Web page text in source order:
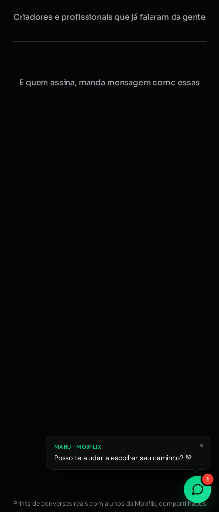
Criadores e profissionais que já falaram da gente
Maurício @arquitretas Eduardo Nóbrega
E quem assina, manda mensagem como essas
Júlia L.
Raphael M.
Estagiário em
Prints de conversas reais com alunos da Mobflix, compartilhados
12x R$47
1
MANU · MOBFLIX
Posso te ajudar a escolher seu caminho? 💚
×
Falar com a equipe no WhatsApp